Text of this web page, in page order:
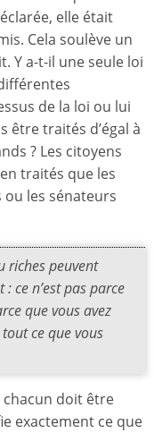
elle était
Cela soulève un
Y a-t-il une seule loi
de la loi ou lui
être traités d’égal à
? Les citoyens
traités que les
les sénateurs
riches peuvent
ce n’est pas parce
que vous avez
ce que vous
doit être
exactement ce que